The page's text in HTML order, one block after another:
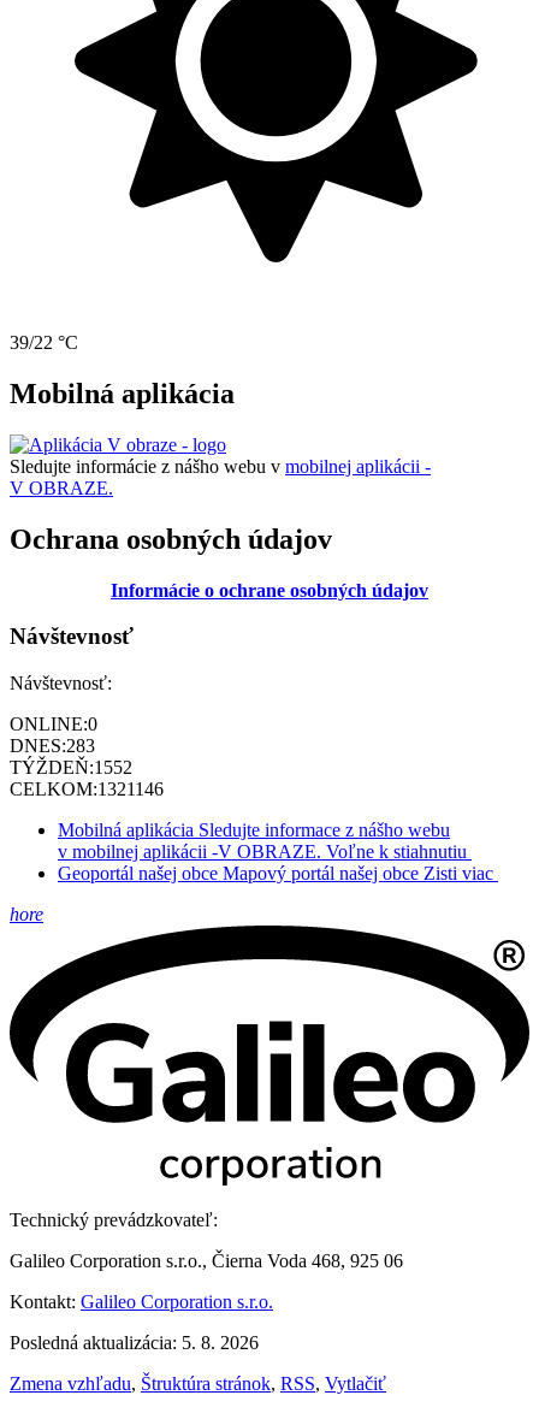
39/22 °C
Mobilná aplikácia
Sledujte informácie z nášho webu v mobilnej aplikácii -
V OBRAZE.
Ochrana osobných údajov
Informácie o ochrane osobných údajov
Návštevnosť
Návštevnosť:
ONLINE:0
DNES:283
TÝŽDEŇ:1552
CELKOM:1321146
Mobilná aplikácia Sledujte informace z nášho webu
v mobilnej aplikácii -V OBRAZE. Voľne k stiahnutiu
Geoportál našej obce Mapový portál našej obce Zisti viac
hore
Technický prevádzkovateľ:
Galileo Corporation s.r.o., Čierna Voda 468, 925 06
Kontakt: Galileo Corporation s.r.o.
Posledná aktualizácia: 5. 8. 2026
Zmena vzhľadu, Štruktúra stránok, RSS, Vytlačiť